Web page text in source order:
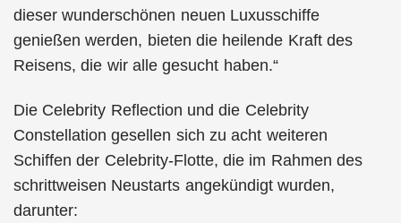
dieser wunderschönen neuen Luxusschiffe
genießen werden, bieten die heilende Kraft des
Reisens, die wir alle gesucht haben.“
Die Celebrity Reflection und die Celebrity
Constellation gesellen sich zu acht weiteren
Schiffen der Celebrity-Flotte, die im Rahmen des
schrittweisen Neustarts angekündigt wurden,
darunter: